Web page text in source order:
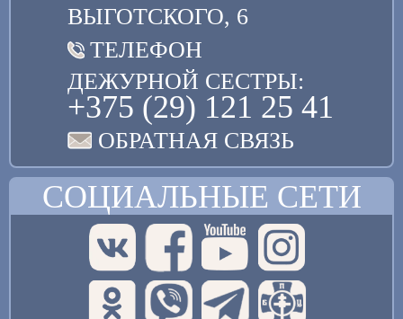
ВЫГОТСКОГО, 6
ТЕЛЕФОН
ДЕЖУРНОЙ СЕСТРЫ:
+375 (29) 121 25 41
ОБРАТНАЯ СВЯЗЬ
СОЦИАЛЬНЫЕ СЕТИ